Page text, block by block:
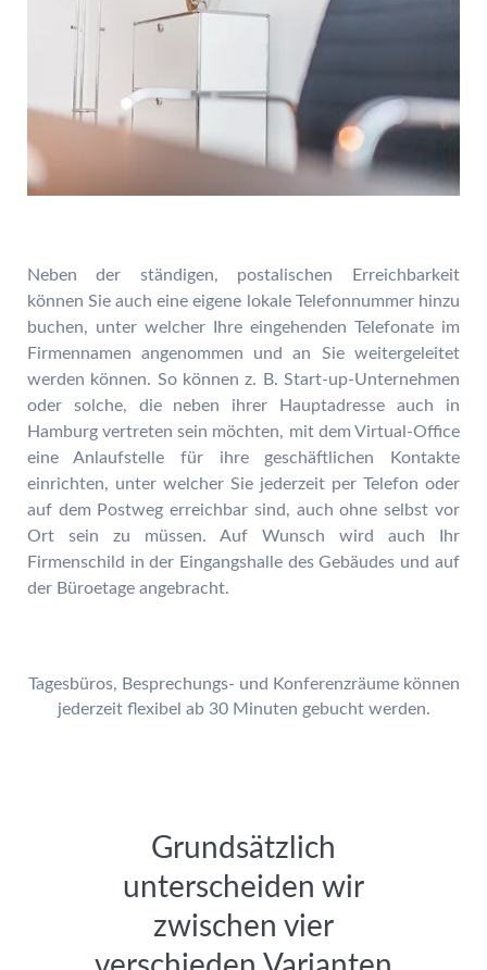
Neben der ständigen, postalischen Erreichbarkeit
können Sie auch eine eigene lokale Telefonnummer hinzu
buchen, unter welcher Ihre eingehenden Telefonate im
Firmennamen angenommen und an Sie weitergeleitet
werden können. So können z. B. Start-up-Unternehmen
oder solche, die neben ihrer Hauptadresse auch in
Hamburg vertreten sein möchten, mit dem Virtual-Office
eine Anlaufstelle für ihre geschäftlichen Kontakte
einrichten, unter welcher Sie jederzeit per Telefon oder
auf dem Postweg erreichbar sind, auch ohne selbst vor
Ort sein zu müssen. Auf Wunsch wird auch Ihr
Firmenschild in der Eingangshalle des Gebäudes und auf
der Büroetage angebracht.
Tagesbüros, Besprechungs- und Konferenzräume können
jederzeit flexibel ab 30 Minuten gebucht werden.
Grundsätzlich
unterscheiden wir
zwischen vier